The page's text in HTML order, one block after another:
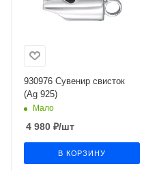
930976 Сувенир свисток
(Ag 925)
Мало
4 980 ₽/шт
В КОРЗИНУ